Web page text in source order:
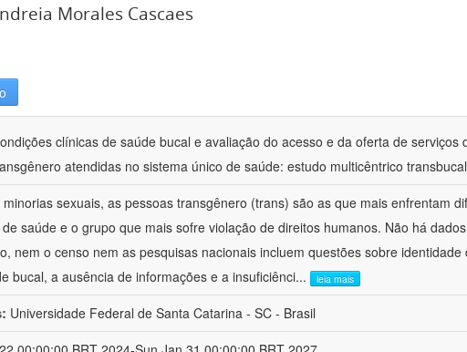
Morales Cascaes
clínicas de saúde bucal e avaliação do acesso e da oferta de serviços
atendidas no sistema único de saúde: estudo multicêntrico transbucal
minorias sexuais, as pessoas transgênero (trans) são as que mais enfrentam
saúde e o grupo que mais sofre violação de direitos humanos. Não há
nem o censo nem as pesquisas nacionais incluem questões sobre identidade
bucal, a ausência de informações e a insuficiênci... leia mais
Universidade Federal de Santa Catarina - SC - Brasil